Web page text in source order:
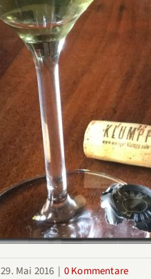
29. Mai 2016 | 0 Kommentare